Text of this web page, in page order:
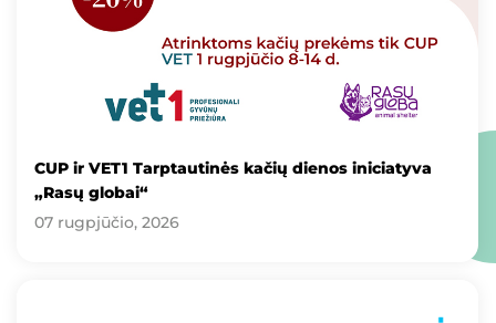
CUP ir VET1 Tarptautinės kačių dienos iniciatyva
„Rasų globai“
07 rugpjūčio, 2026